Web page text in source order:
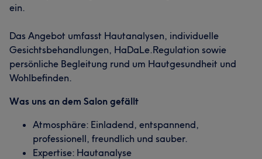
ein.
Das Angebot umfasst Hautanalysen, individuelle
Gesichtsbehandlungen, HaDaLe.Regulation sowie
persönliche Begleitung rund um Hautgesundheit und
Wohlbefinden.
Was uns an dem Salon gefällt
Atmosphäre: Einladend, entspannend,
professionell, freundlich und sauber.
Expertise: Hautanalyse